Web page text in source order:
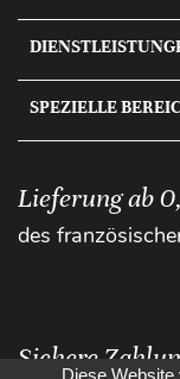
SPEZIELLE
Lieferung ab
des
Sichere
Diese Website